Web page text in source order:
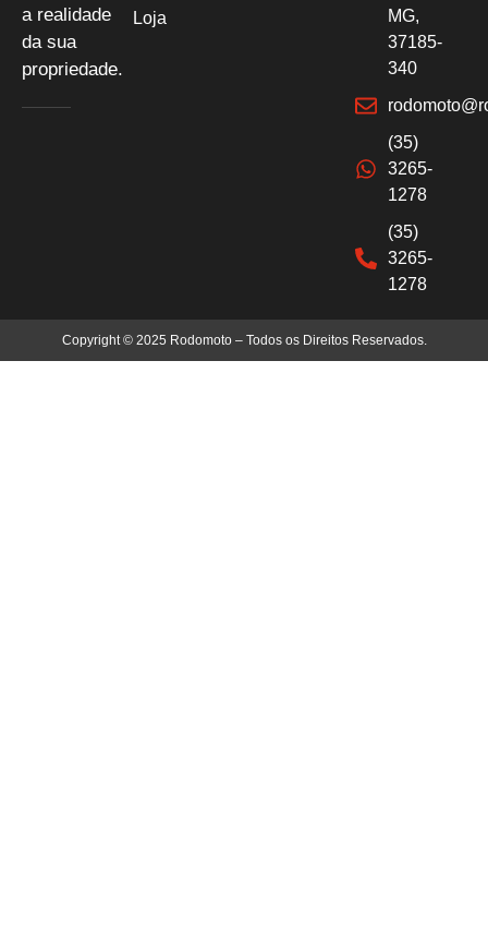
a realidade
da sua
propriedade.
Loja
MG,
37185-
340
(35)
3265-
1278
(35)
3265-
1278
Copyright © 2025 Rodomoto – Todos os Direitos Reservados.